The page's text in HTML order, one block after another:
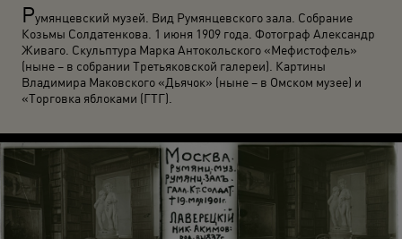
Румянцевский музей. Вид Румянцевского зала. Собрание
Козьмы Солдатенкова. 1 июня 1909 года. Фотограф Александр
Живаго. Скульптура Марка Антокольского «Мефистофель»
(ныне – в собрании Третьяковской галереи). Картины
Владимира Маковского «Дьячок» (ныне – в Омском музее) и
«Торговка яблоками (ГТГ).